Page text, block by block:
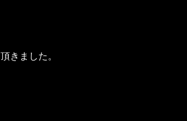
きました。